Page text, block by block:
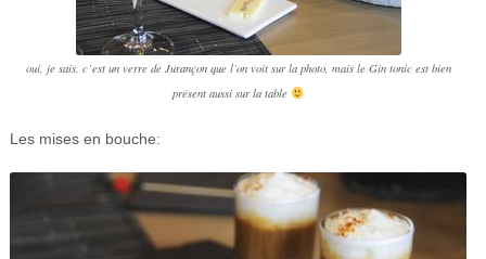
oui, je sais, c’est un verre de Jurançon que l’on voit sur la photo, mais le Gin tonic est bien
présent aussi sur la table
Les mises en bouche: